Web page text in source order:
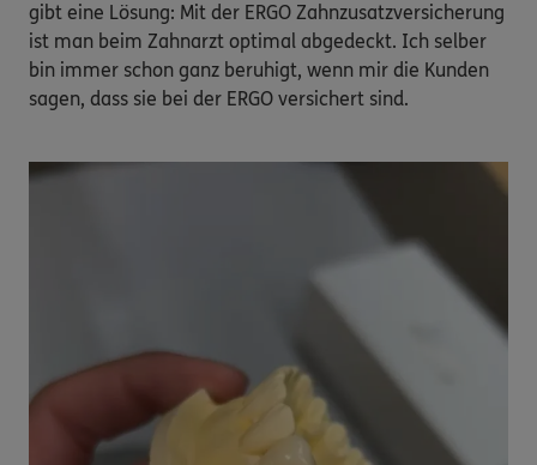
gibt eine Lösung: Mit der ERGO Zahnzusatzversicherung
ist man beim Zahnarzt optimal abgedeckt. Ich selber
bin immer schon ganz beruhigt, wenn mir die Kunden
sagen, dass sie bei der ERGO versichert sind.